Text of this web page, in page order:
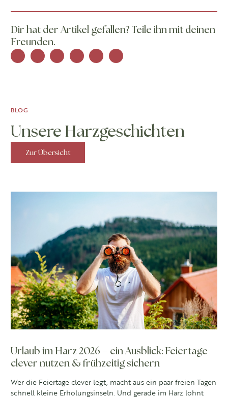
Dir hat der Artikel gefallen? Teile ihn mit deinen
Freunden.
BLOG
Unsere Harzgeschichten
Zur Übersicht
Urlaub im Harz 2026 – ein Ausblick: Feiertage
clever nutzen & frühzeitig sichern
Wer die Feiertage clever legt, macht aus ein paar freien Tagen
schnell kleine Erholungsinseln. Und gerade im Harz lohnt